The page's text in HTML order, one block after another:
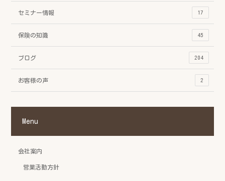
セミナー情報 17
保険の知識 45
ブログ 204
お客様の声 2
Menu
会社案内
営業活動方針